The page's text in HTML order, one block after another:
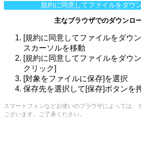
規約に同意してファイルをダウ
主なブラウザでのダウンロ
[規約に同意してファイルをダウ
スカーソルを移動
[規約に同意してファイルをダウ
クリック]
[対象をファイルに保存]を選択
保存先を選択して[保存]ボタンを
スマートフォンなどお使いのブラウザによっては、
ございます。ご了承ください。